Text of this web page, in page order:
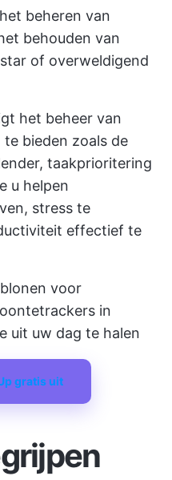
beheren van
behouden van
of overweldigend
het beheer van
bieden zoals de
taakprioritering
u helpen
stress te
effectief te
voor
in
uit uw dag te halen
gratis uit